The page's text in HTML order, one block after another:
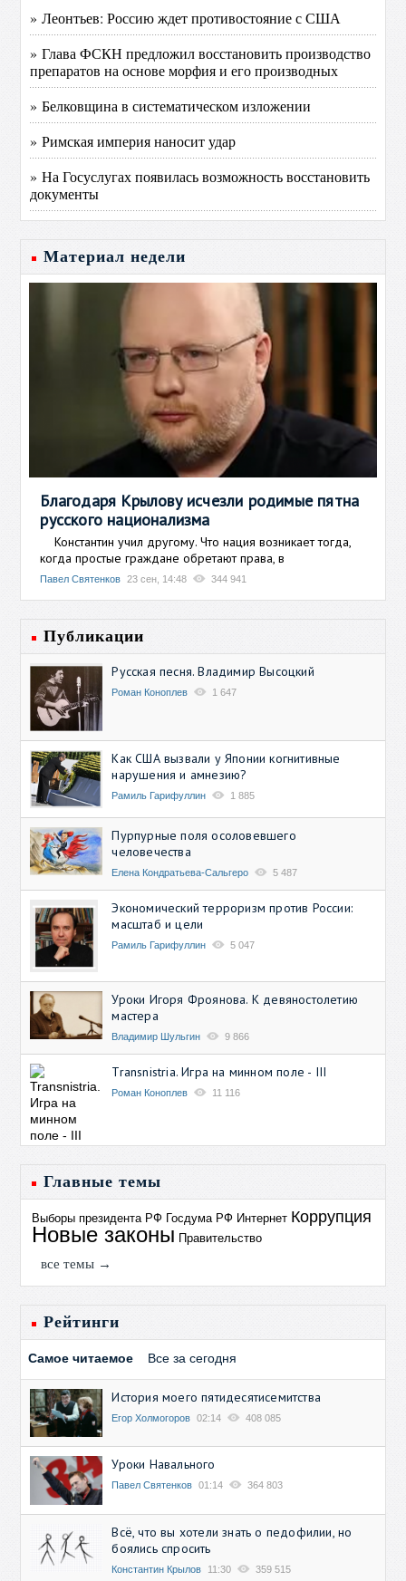
» Леонтьев: Россию ждет противостояние с США
» Глава ФСКН предложил восстановить производство
препаратов на основе морфия и его производных
» Белковщина в систематическом изложении
» Римская империя наносит удар
» На Госуслугах появилась возможность восстановить
документы
Материал недели
Благодаря Крылову исчезли родимые пятна
русского национализма
Константин учил другому. Что нация возникает тогда,
когда простые граждане обретают права, в
Павел Святенков 23 сен, 14:48 344 941
Публикации
Русская песня. Владимир Высоцкий
Роман Коноплев 1 647
Как США вызвали у Японии когнитивные
нарушения и амнезию?
Рамиль Гарифуллин 1 885
Пурпурные поля осоловевшего
человечества
Елена Кондратьева-Сальгеро 5 487
Экономический терроризм против России:
масштаб и цели
Рамиль Гарифуллин 5 047
Уроки Игоря Фроянова. К девяностолетию
мастера
Владимир Шульгин 9 866
Transnistria. Игра на минном поле - III
Роман Коноплев 11 116
Главные темы
Выборы президента РФ Госдума РФ Интернет Коррупция
Новые законы Правительство
все темы →
Рейтинги
Самое читаемое Все за сегодня
История моего пятидесятисемитства
Егор Холмогоров 02:14 408 085
Уроки Навального
Павел Святенков 01:14 364 803
Всё, что вы хотели знать о педофилии, но
боялись спросить
Константин Крылов 11:30 359 515